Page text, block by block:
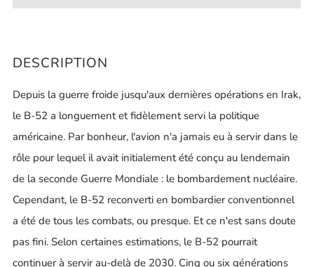
DESCRIPTION
Depuis la guerre froide jusqu'aux dernières opérations en Irak,
le B-52 a longuement et fidèlement servi la politique
américaine. Par bonheur, l'avion n'a jamais eu à servir dans le
rôle pour lequel il avait initialement été conçu au lendemain
de la seconde Guerre Mondiale : le bombardement nucléaire.
Cependant, le B-52 reconverti en bombardier conventionnel
a été de tous les combats, ou presque. Et ce n'est sans doute
pas fini. Selon certaines estimations, le B-52 pourrait
continuer à servir au-delà de 2030. Cinq ou six générations